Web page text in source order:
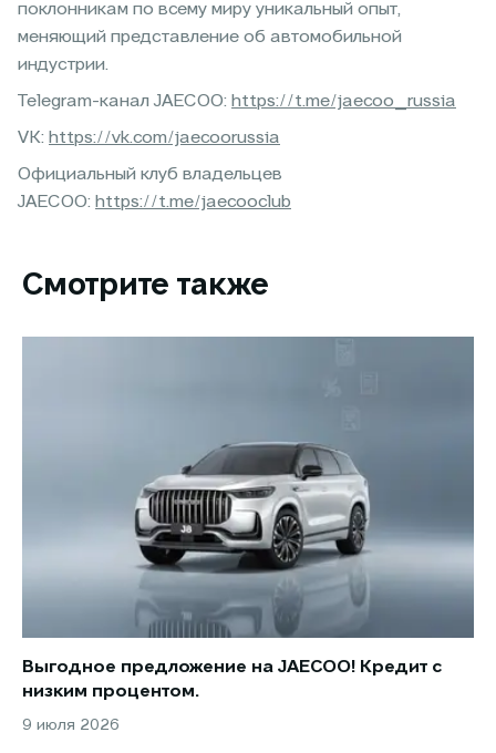
поклонникам по всему миру уникальный опыт,
меняющий представление об автомобильной
индустрии.
Telegram-канал JAECOO: https://t.me/jaecoo_russia
VK: https://vk.com/jaecoorussia
Официальный клуб владельцев
JAECOO: https://t.me/jaecooclub
Смотрите также
Выгодное предложение на JAECOO! Кредит с
низким процентом.
9 июля 2026